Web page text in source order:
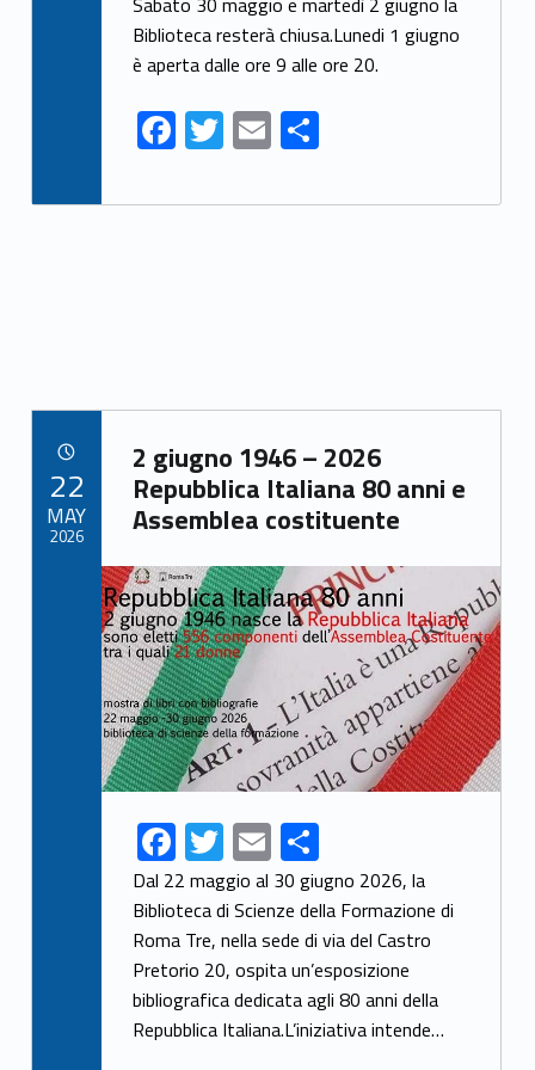
e
b
o
o
k
itt
er
ai
l
ar
e
Biblioteca resterà chiusa.Lunedi 1 giugno
è aperta dalle ore 9 alle ore 20.
F
ac
e
T
w
itt
E
m
ai
S
ar
Link identifier archive #link-archive-42883
2 giugno 1946 – 2026
Repubblica Italiana 80 anni e
Assemblea costituente
Link identifier archive #link-archive-thumb-soap-70794
F
ac
e
b
o
o
T
w
itt
er
E
m
ai
l
S
h
ar
e
Dal 22 maggio al 30 giugno 2026, la
Biblioteca di Scienze della Formazione di
Roma Tre, nella sede di via del Castro
Pretorio 20, ospita un’esposizione
bibliografica dedicata agli 80 anni della
Repubblica Italiana.L’iniziativa intende…
22
MAY
2026